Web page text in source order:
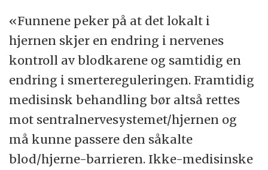
«Funnene peker på at det lokalt i
hjernen skjer en endring i nervenes
kontroll av blodkarene og samtidig en
endring i smertereguleringen. Framtidig
medisinsk behandling bør altså rettes
mot sentralnervesystemet/hjernen og
må kunne passere den såkalte
blod/hjerne-barrieren. Ikke-medisinske